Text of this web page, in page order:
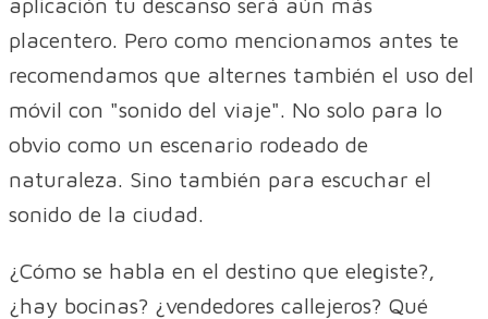
placentero. Pero como mencionamos antes te
recomendamos que alternes también el uso del
móvil con "sonido del viaje". No solo para lo
obvio como un escenario rodeado de
naturaleza. Sino también para escuchar el
sonido de la ciudad.
¿Cómo se habla en el destino que elegiste?,
¿hay bocinas? ¿vendedores callejeros? Qué